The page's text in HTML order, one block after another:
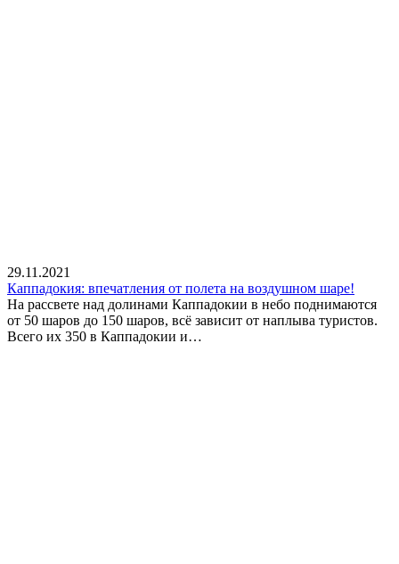
29.11.2021
Каппадокия: впечатления от полета на воздушном шаре!
На рассвете над долинами Каппадокии в небо поднимаются
от 50 шаров до 150 шаров, всё зависит от наплыва туристов.
Всего их 350 в Каппадокии и…